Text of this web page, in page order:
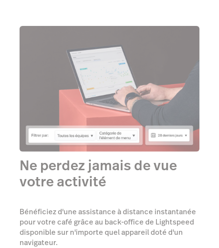
Ne perdez jamais de vue
votre activité
Bénéficiez d'une assistance à distance instantanée
pour votre café grâce au back-office de Lightspeed
disponible sur n'importe quel appareil doté d'un
navigateur.